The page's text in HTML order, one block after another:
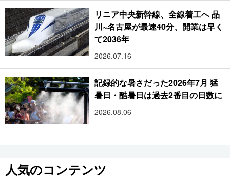
リニア中央新幹線、全線着工へ 品
川~名古屋が最速40分、開業は早く
て2036年
2026.07.16
記録的な暑さだった2026年7月 猛
暑日・酷暑日は過去2番目の日数に
2026.08.06
人気のコンテンツ